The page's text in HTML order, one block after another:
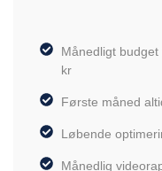
Månedligt
kr
Første måned
Løbende
Månedlig